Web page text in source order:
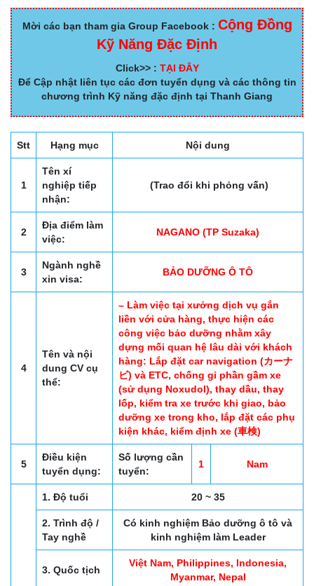
Mời các bạn tham gia Group Facebook : Cộng Đồng
Kỹ Năng Đặc Định
Click>> : TẠI ĐÂY
Để Cập nhật liên tục các đơn tuyển dụng và các thông tin
chương trình Kỹ năng đặc định tại Thanh Giang
Stt Hạng mục Nội dung
1
Tên xí
nghiệp tiếp
nhận:
(Trao đổi khi phỏng vấn)
2
Địa điểm làm
việc:
NAGANO (TP Suzaka)
3
Ngành nghề
xin visa:
BẢO DƯỠNG Ô TÔ
4
Tên và nội
dung CV cụ
thể:
– Làm việc tại xưởng dịch vụ gắn
liền với cửa hàng, thực hiện các
công việc bảo dưỡng nhằm xây
dựng mối quan hệ lâu dài với khách
hàng: Lắp đặt car navigation (カーナ
ビ) và ETC, chống gỉ phần gầm xe
(sử dụng Noxudol), thay dầu, thay
lốp, kiểm tra xe trước khi giao, bảo
dưỡng xe trong kho, lắp đặt các phụ
kiện khác, kiểm định xe (車検)
5
Điều kiện
tuyển dụng:
Số lượng cần
tuyển:
1 Nam
1. Độ tuổi 20 ~ 35
2. Trình độ /
Tay nghề
Có kinh nghiệm Bảo dưỡng ô tô và
kinh nghiệm làm Leader
3. Quốc tịch
Việt Nam, Philippines, Indonesia,
Myanmar, Nepal